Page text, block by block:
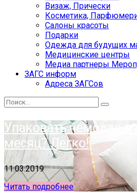
Визаж, Прически
Косметика,
Салоны красоты
Подарки
Одежда для будущих
Медицинские центры
Медиа партнеры
ЗАГС информ
Адреса ЗАГСов
Упаковать чемодан
месяц? Легко!
11.03.2019
Читать подробнее